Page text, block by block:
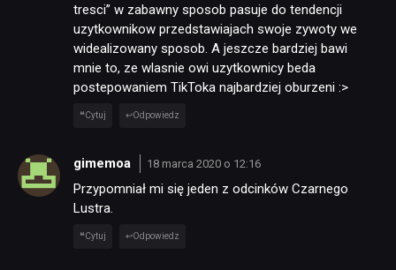
tresci” w zabawny sposob pasuje do tendencji
uzytkownikow przedstawiajach swoje zywoty we
widealizowany sposob. A jeszcze bardziej bawi
mnie to, ze wlasnie owi uzytkownicy beda
postepowaniem TikToka najbardziej oburzeni :>
Cytuj Odpowiedz
gimemoa 18 marca 2020 o 12:16
Przypomniał mi się jeden z odcinków Czarnego
Lustra.
Cytuj Odpowiedz